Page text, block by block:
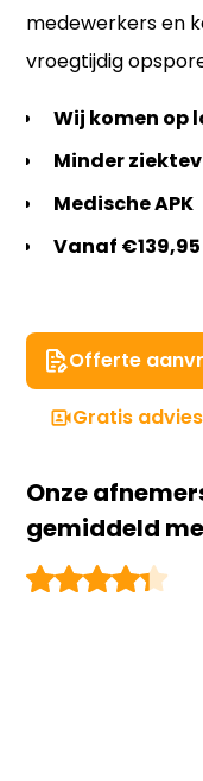
medewerkers en
vroegtijdig
Wij komen op
Minder
Medische APK
Vanaf €139,95
Offerte
Gratis
Onze
gemiddeld